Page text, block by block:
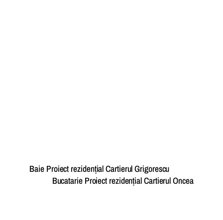
Baie Proiect rezidențial Cartierul Grigorescu
Bucatarie Proiect rezidențial Cartierul Oncea